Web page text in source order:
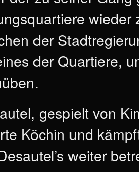
wieder
der
der Quartiere,
gespielt von
Köchin und
weiter